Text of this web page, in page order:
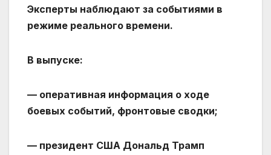
Эксперты наблюдают за событиями в
режиме реального времени.
В выпуске:
— оперативная информация о ходе
боевых событий, фронтовые сводки;
— президент США Дональд Трамп